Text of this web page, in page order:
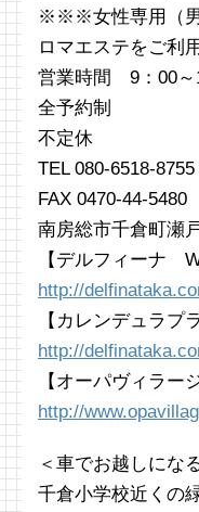
※※※女性専用（男
ロマエステをご
営業時間 9：00～
全予約制
不定休
TEL 080-6518-8755
FAX 0470-44-5480
南房総市千倉町瀬
【デルフィーナ
http://
【カレンデュラプ
http://
【オーパヴィラー
http://
＜車でお越しにな
千倉小学校近くの